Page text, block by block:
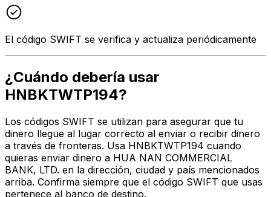
El código SWIFT se verifica y actualiza periódicamente
¿Cuándo debería usar
HNBKTWTP194?
Los códigos SWIFT se utilizan para asegurar que tu
dinero llegue al lugar correcto al enviar o recibir dinero
a través de fronteras. Usa HNBKTWTP194 cuando
quieras enviar dinero a HUA NAN COMMERCIAL
BANK, LTD. en la dirección, ciudad y país mencionados
arriba. Confirma siempre que el código SWIFT que usas
pertenece al banco de destino.